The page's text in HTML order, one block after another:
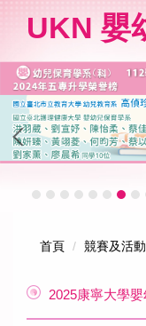
要
內
容
區
UKN 嬰
首頁 競賽及活
2025康寧大學